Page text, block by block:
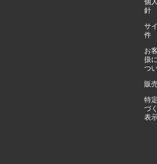
個
針
サ
件
お
扱に
つ
販
特
づく
表